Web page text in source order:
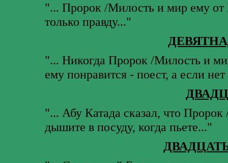
"... Пророк /Милость и мир ему от
только правду..."
"... Никогда Пророк /Милость и
ему понравится - поест, а если
"... Абу Катада сказал, что
дышите в посуду, когда пьете..."